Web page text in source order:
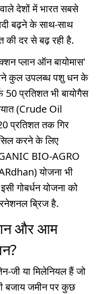
देशों में भारत सबसे
बढ़ने के साथ-साथ
की दर से बढ़ रही है.
प्लान ऑन बायोमास'
कुल उपलब्ध पशु धन के
50 प्रतिशत भी बायोगैस
(Crude Oil
प्रतिशत तक गिर
करने के लिए
BIO-AGRO
योजना भी
गोबर्धन योजना को
ब्रिज है.
और आम
या मिलेनियल हैं जो
बजाय जमीन पर कुछ